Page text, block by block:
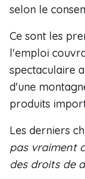
selon le
Ce sont les
l'emploi
spectaculaire
d'une
produits
Les derniers
pas vraiment
des droits de